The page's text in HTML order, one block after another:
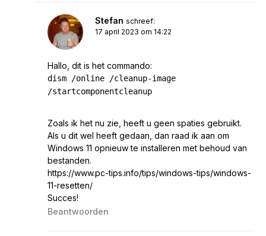
Stefan schreef:
17 april 2023 om 14:22
Hallo, dit is het commando:
dism /online /cleanup-image
/startcomponentcleanup
Zoals ik het nu zie, heeft u geen spaties gebruikt.
Als u dit wel heeft gedaan, dan raad ik aan om
Windows 11 opnieuw te installeren met behoud van
bestanden.
https://www.pc-tips.info/tips/windows-tips/windows-
11-resetten/
Succes!
Beantwoorden